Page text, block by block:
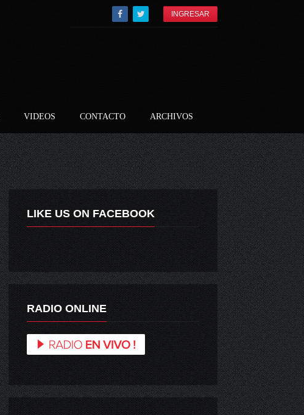
INGRESAR
VIDEOS CONTACTO ARCHIVOS
LIKE US ON FACEBOOK
RADIO ONLINE